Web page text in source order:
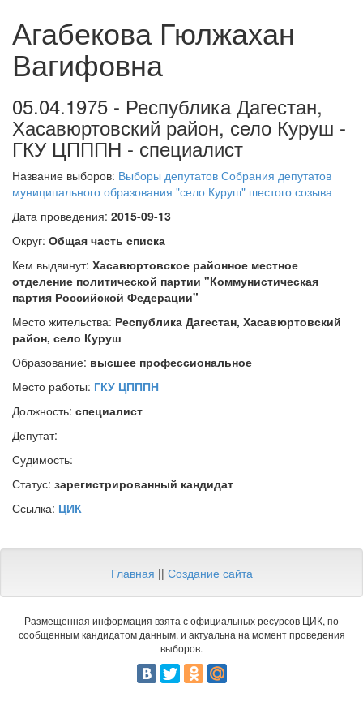
Агабекова Гюлжахан
Вагифовна
05.04.1975 - Республика Дагестан,
Хасавюртовский район, село Куруш -
ГКУ ЦПППН - специалист
Название выборов: Выборы депутатов Собрания депутатов
муниципального образования "село Куруш" шестого созыва
Дата проведения: 2015-09-13
Округ: Общая часть списка
Кем выдвинут: Хасавюртовское районное местное
отделение политической партии "Коммунистическая
партия Российской Федерации"
Место жительства: Республика Дагестан, Хасавюртовский
район, село Куруш
Образование: высшее профессиональное
Место работы: ГКУ ЦПППН
Должность: специалист
Депутат:
Судимость:
Статус: зарегистрированный кандидат
Ссылка: ЦИК
Главная || Создание сайта
Размещенная информация взята с официальных ресурсов ЦИК, по
сообщенным кандидатом данным, и актуальна на момент проведения
выборов.